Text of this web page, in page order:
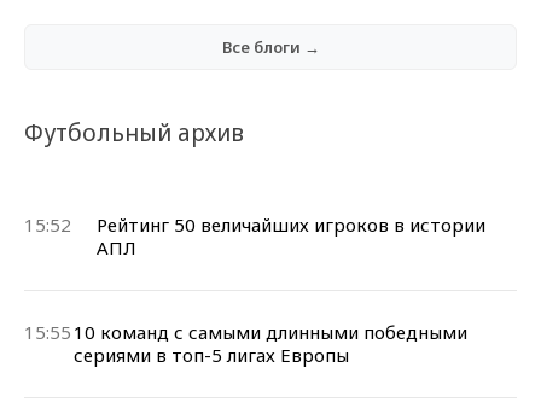
Все блоги →
Футбольный архив
15:52
Рейтинг 50 величайших игроков в истории
АПЛ
15:55 10 команд с самыми длинными победными
сериями в топ-5 лигах Европы